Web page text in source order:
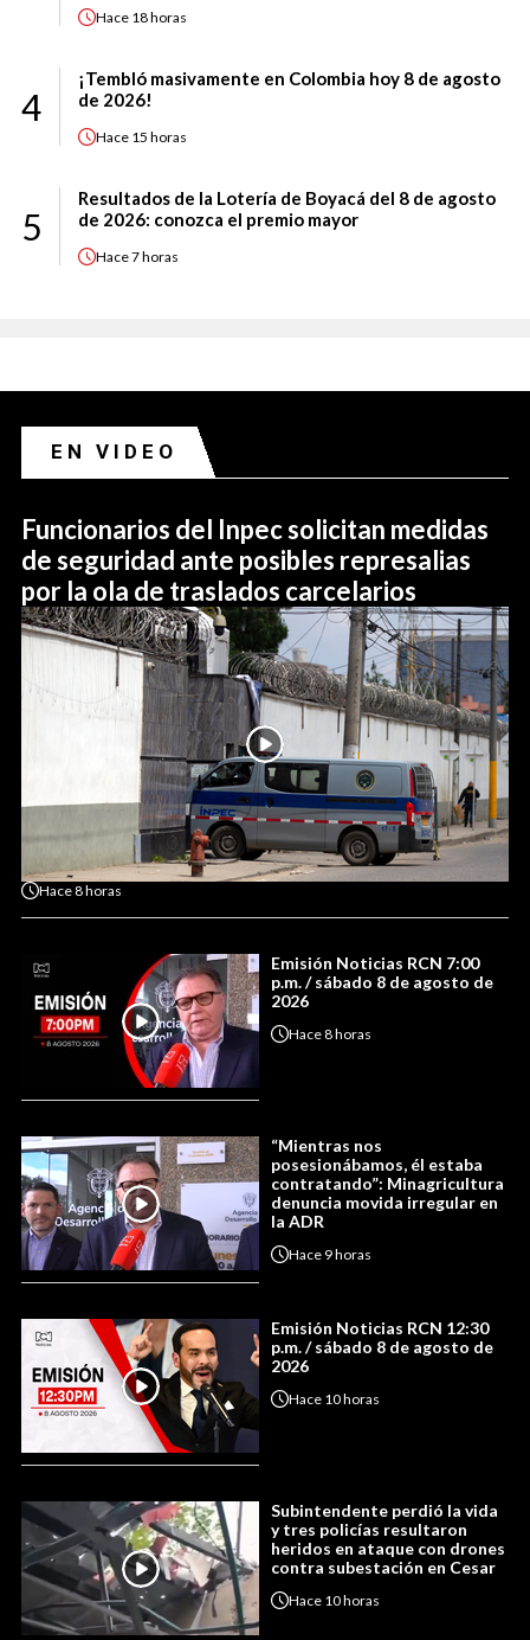
Hace 18 horas
4
¡Tembló masivamente en Colombia hoy 8 de agosto
de 2026!
Hace 15 horas
5
Resultados de la Lotería de Boyacá del 8 de agosto
de 2026: conozca el premio mayor
Hace7 horas
EN VIDEO
Funcionarios del Inpec solicitan medidas
de seguridad ante posibles represalias
por la ola de traslados carcelarios
Hace8 horas
Emisión Noticias RCN 7:00
p.m. / sábado 8 de agosto de
2026
Hace8 horas
“Mientras nos
posesionábamos, él estaba
contratando”: Minagricultura
denuncia movida irregular en
la ADR
Hace 9 horas
Emisión Noticias RCN 12:30
p.m. / sábado 8 de agosto de
2026
Hace 10 horas
Subintendente perdió la vida
y tres policías resultaron
heridos en ataque con drones
contra subestación en Cesar
Hace 10 horas